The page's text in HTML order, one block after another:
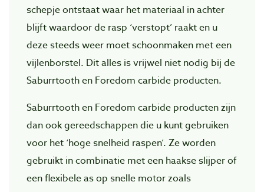
schepje ontstaat waar het materiaal in achter
blijft waardoor de rasp ‘verstopt’ raakt en u
deze steeds weer moet schoonmaken met een
vijlenborstel. Dit alles is vrijwel niet nodig bij de
Saburrtooth en Foredom carbide producten.
Saburrtooth en Foredom carbide producten zijn
dan ook gereedschappen die u kunt gebruiken
voor het ‘hoge snelheid raspen’. Ze worden
gebruikt in combinatie met een haakse slijper of
een flexibele as op snelle motor zoals